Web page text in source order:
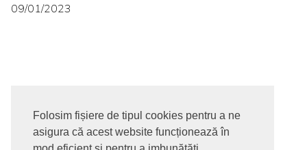
Folosim fișiere de tipul cookies pentru a ne
asigura că acest website funcționează în
09/01/2023
© 2017-2026. Toate drepturile rezervate